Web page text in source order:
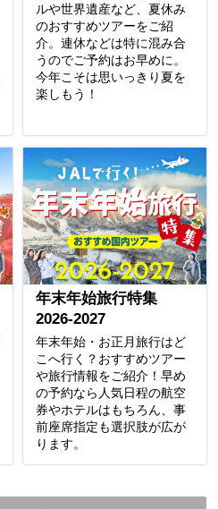
ルや世界遺産など、夏休み
のおすすめツアーをご紹
介。連休などは特に混み合
うのでご予約はお早めに。
今年こそは思いっきり夏を
楽しもう！
年末年始旅行特集
2026-2027
年末年始・お正月旅行はど
こへ行く？おすすめツアー
や旅行情報をご紹介！早め
の予約なら人気日程の航空
券やホテルはもちろん、事
前座席指定も選択肢が広が
ります。